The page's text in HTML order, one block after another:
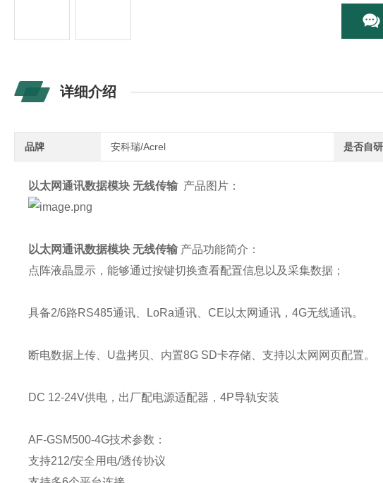
详细介绍
品牌 安科瑞/Acrel 是否自研
以太网通讯数据模块 无线传输 产品图片：
以太网通讯数据模块 无线传输 产品功能简介：
点阵液晶显示，能够通过按键切换查看配置信息以及采集数据；
具备2/6路RS485通讯、LoRa通讯、CE以太网通讯，4G无线通讯。
断电数据上传、U盘拷贝、内置8G SD卡存储、支持以太网网页配置。
DC 12-24V供电，出厂配电源适配器，4P导轨安装
AF-GSM500-4G技术参数：
支持212/安全用电/透传协议